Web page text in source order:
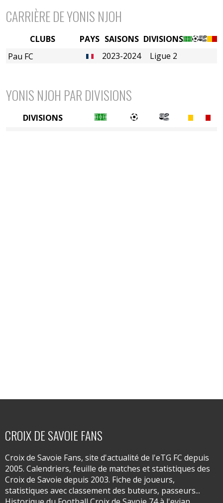
CARRIÈRE DE YONIS NJOH
PAYS SAISONS DIVISIONS
2023-2024
Ligue 2
CLUBS
Pau FC
YONIS NJOH PAR DIVISIONS
DIVISIONS
CROIX DE SAVOIE FANS
Croix de Savoie Fans, site d'actualité de l'eTG FC depuis
2005. Calendriers, feuille de matches et statistiques des
Croix de Savoie depuis 2003. Fiche de joueurs,
statistiques avec classement des buteurs, passeurs...